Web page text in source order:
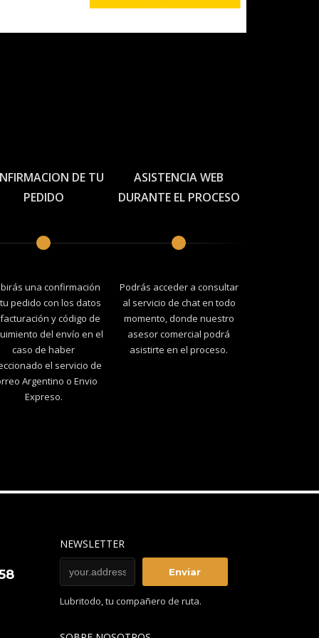
DE TU
PEDIDO
una confirmación
pedido con los datos
y código de
del envío en el
caso de haber
el servicio de
Argentino o Envio
Expreso.
ASISTENCIA WEB
DURANTE EL PROCESO
Podrás acceder a consultar
al servicio de chat en todo
momento, donde nuestro
asesor comercial podrá
asistirte en el proceso.
NEWSLETTER
Lubritodo, tu compañero de ruta.